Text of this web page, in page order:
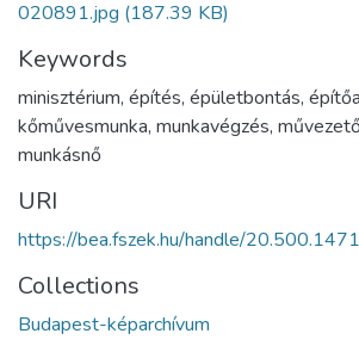
020891.jpg (187.39 KB)
Keywords
minisztérium, építés, épületbontás,
kőművesmunka, munkavégzés,
munkásnő
URI
https://bea.fszek.hu/handle/
Collections
Budapest-képarchívum